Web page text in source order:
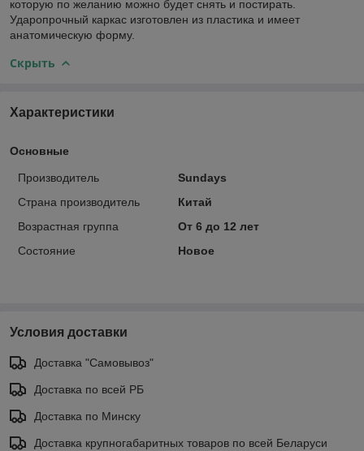
которую по желанию можно будет снять и постирать.
Ударопрочный каркас изготовлен из пластика и имеет
анатомическую форму.
Скрыть
Характеристики
Основные
Производитель
Sundays
Страна производитель
Китай
Возрастная группа
От 6 до 12 лет
Состояние
Новое
Условия доставки
Доставка "Самовывоз"
Доставка по всей РБ
Доставка по Минску
Доставка крупногабаритных товаров по всей Беларуси